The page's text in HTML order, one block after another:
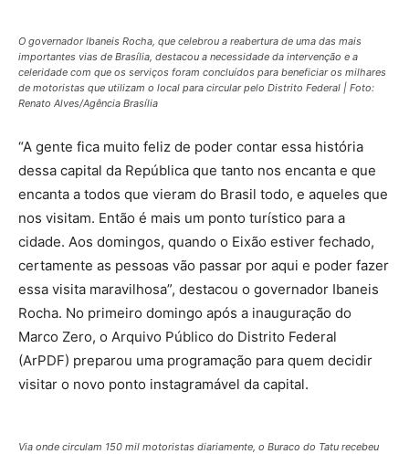
O governador Ibaneis Rocha, que celebrou a reabertura de uma das mais
importantes vias de Brasília, destacou a necessidade da intervenção e a
celeridade com que os serviços foram concluídos para beneficiar os milhares
de motoristas que utilizam o local para circular pelo Distrito Federal | Foto:
Renato Alves/Agência Brasília
“A gente fica muito feliz de poder contar essa história
dessa capital da República que tanto nos encanta e que
encanta a todos que vieram do Brasil todo, e aqueles que
nos visitam. Então é mais um ponto turístico para a
cidade. Aos domingos, quando o Eixão estiver fechado,
certamente as pessoas vão passar por aqui e poder fazer
essa visita maravilhosa”, destacou o governador Ibaneis
Rocha. No primeiro domingo após a inauguração do
Marco Zero, o Arquivo Público do Distrito Federal
(ArPDF) preparou uma programação para quem decidir
visitar o novo ponto instagramável da capital.
Via onde circulam 150 mil motoristas diariamente, o Buraco do Tatu recebeu